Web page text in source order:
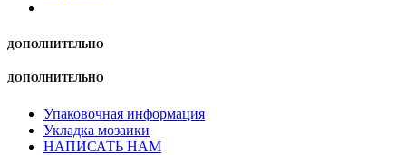
ДОПОЛНИТЕЛЬНО
ДОПОЛНИТЕЛЬНО
Упаковочная информация
Укладка мозаики
НАПИСАТЬ НАМ